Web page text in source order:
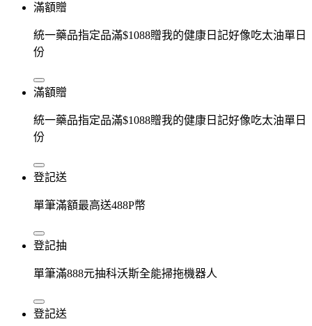
滿額贈
統一藥品指定品滿$1088贈我的健康日記好像吃太油單日
份
滿額贈
統一藥品指定品滿$1088贈我的健康日記好像吃太油單日
份
登記送
單筆滿額最高送488P幣
登記抽
單筆滿888元抽科沃斯全能掃拖機器人
登記送